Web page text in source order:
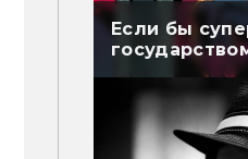
Если бы